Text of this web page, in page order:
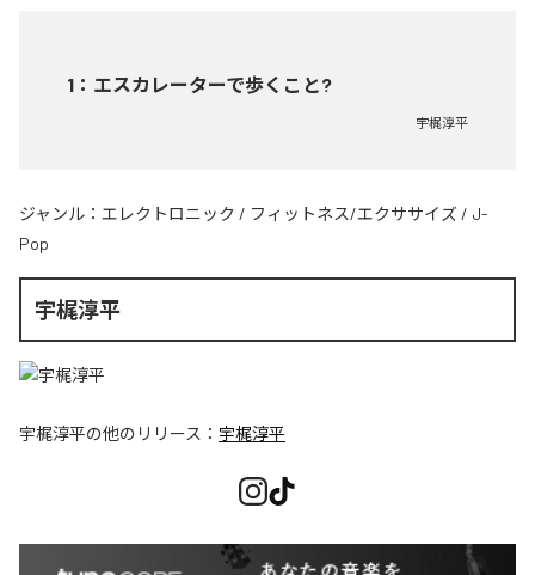
1 ： エスカレーターで歩くこと?
宇梶淳平
ジャンル： エレクトロニック / フィットネス/エクササイズ / J-
Pop
宇梶淳平
宇梶淳平の他のリリース： 宇梶淳平